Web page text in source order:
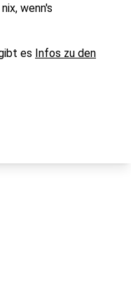
wenn's
es Infos zu den